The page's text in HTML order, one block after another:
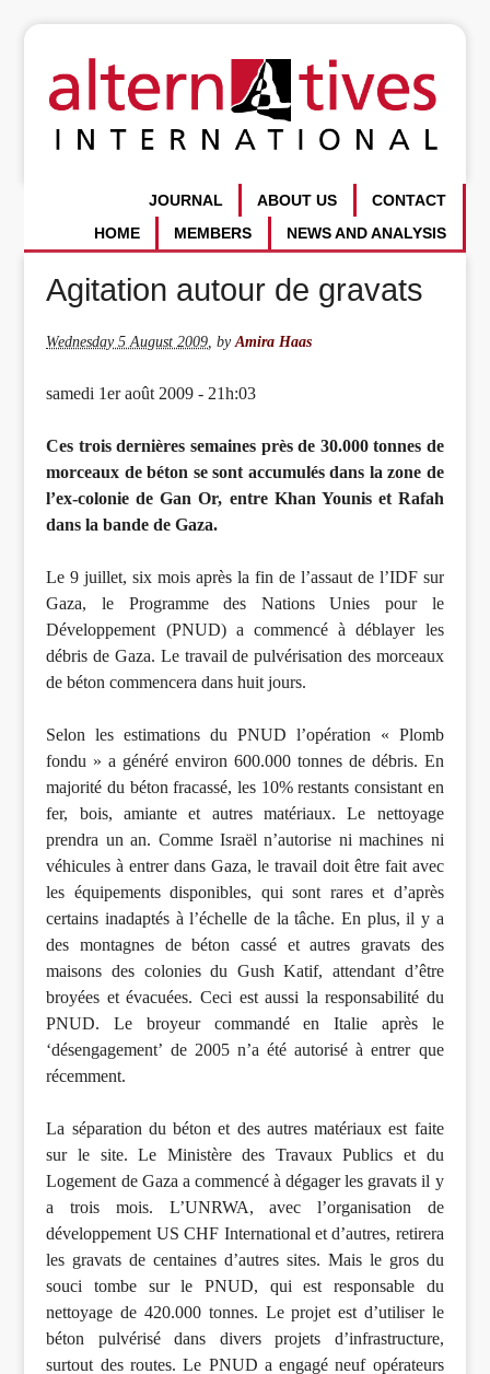
CONTACT
ABOUT US
JOURNAL
NEWS AND ANALYSIS
MEMBERS
HOME
Agitation autour de gravats
Wednesday 5 August 2009,byAmira Haas
samedi 1er août 2009 - 21h:03
Ces trois dernières semaines près de 30.000 tonnes de
morceaux de béton se sont accumulés dans la zone de
l’ex-colonie de Gan Or, entre Khan Younis et Rafah
dans la bande de Gaza.
Le 9 juillet, six mois après la fin de l’assaut de l’IDF sur
Gaza, le Programme des Nations Unies pour le
Développement (PNUD) a commencé à déblayer les
débris de Gaza. Le travail de pulvérisation des morceaux
de béton commencera dans huit jours.
Selon les estimations du PNUD l’opération « Plomb
fondu » a généré environ 600.000 tonnes de débris. En
majorité du béton fracassé, les 10% restants consistant en
fer, bois, amiante et autres matériaux. Le nettoyage
prendra un an. Comme Israël n’autorise ni machines ni
véhicules à entrer dans Gaza, le travail doit être fait avec
les équipements disponibles, qui sont rares et d’après
certains inadaptés à l’échelle de la tâche. En plus, il y a
des montagnes de béton cassé et autres gravats des
maisons des colonies du Gush Katif, attendant d’être
broyées et évacuées. Ceci est aussi la responsabilité du
PNUD. Le broyeur commandé en Italie après le
‘désengagement’ de 2005 n’a été autorisé à entrer que
récemment.
La séparation du béton et des autres matériaux est faite
sur le site. Le Ministère des Travaux Publics et du
Logement de Gaza a commencé à dégager les gravats il y
a trois mois. L’UNRWA, avec l’organisation de
développement US CHF International et d’autres, retirera
les gravats de centaines d’autres sites. Mais le gros du
souci tombe sur le PNUD, qui est responsable du
nettoyage de 420.000 tonnes. Le projet est d’utiliser le
béton pulvérisé dans divers projets d’infrastructure,
surtout des routes. Le PNUD a engagé neuf opérateurs